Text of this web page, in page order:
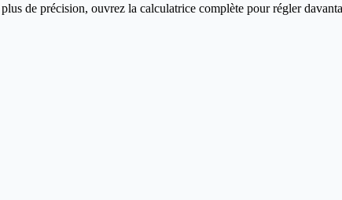
de précision, ouvrez la calculatrice complète pour régler